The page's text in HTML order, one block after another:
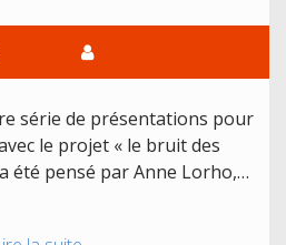
série de présentations pour
le projet « le bruit des
été pensé par Anne Lorho,…